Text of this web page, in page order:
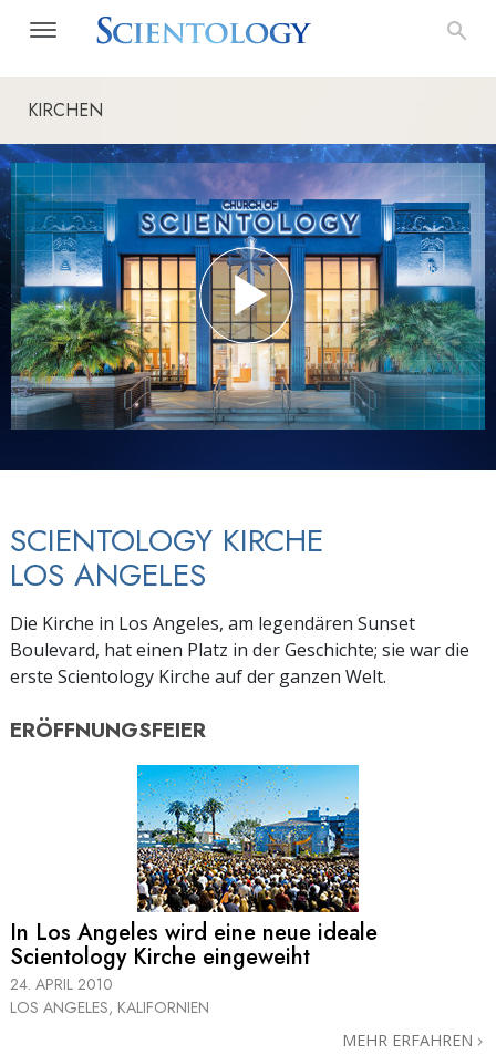
KIRCHEN
SCIENTOLOGY KIRCHE
LOS ANGELES
Die Kirche in Los Angeles, am legendären Sunset
Boulevard, hat einen Platz in der Geschichte; sie war die
erste Scientology Kirche auf der ganzen Welt.
ERÖFFNUNGSFEIER
In Los Angeles wird eine neue ideale
Scientology Kirche eingeweiht
24. APRIL 2010
LOS ANGELES, KALIFORNIEN
MEHR ERFAHREN